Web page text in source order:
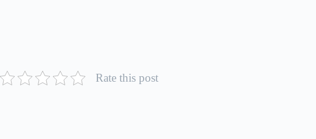
Rate this post